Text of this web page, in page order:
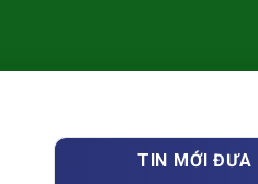
TIN MỚI ĐƯA